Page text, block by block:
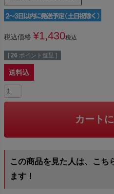
税込価格 ¥1,430税込
[ 26 ポイント進呈 ]
送料込
カート
この商品を見た人は、こち
ます！